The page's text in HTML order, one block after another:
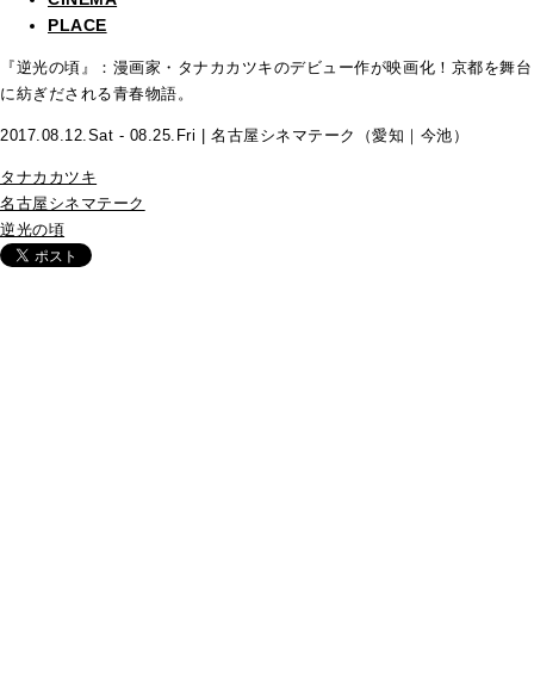
PLACE
『逆光の頃』：漫画家・タナカカツキのデビュー作が映画化！京都を舞台
に紡ぎだされる青春物語。
2017.08.12.Sat - 08.25.Fri | 名古屋シネマテーク（愛知｜今池）
タナカカツキ
名古屋シネマテーク
逆光の頃